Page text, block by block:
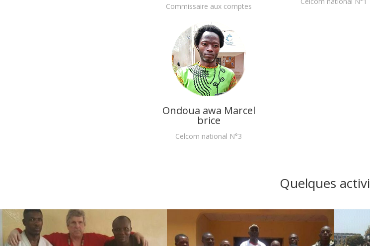
Commissaire aux comptes
Ondoua awa Marcel
brice
Celcom national N°3
Quelques